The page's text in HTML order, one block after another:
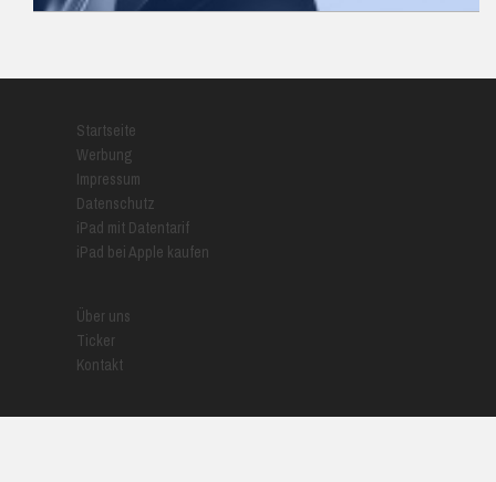
Startseite
Werbung
Impressum
Datenschutz
iPad mit Datentarif
iPad bei Apple kaufen
Über uns
Ticker
Kontakt